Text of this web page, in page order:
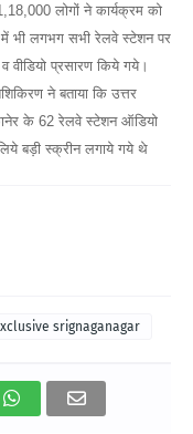
लोगों ने कार्यक्रम को
में भी लगभग सभी रेलवे स्टेशन पर
वीडियो प्रसारण किये गये।
ने बताया कि उत्तर
के 62 रेलवे स्टेशन ऑडियो
बड़ी स्क्रीन लगाये गये थे
srignaganagar